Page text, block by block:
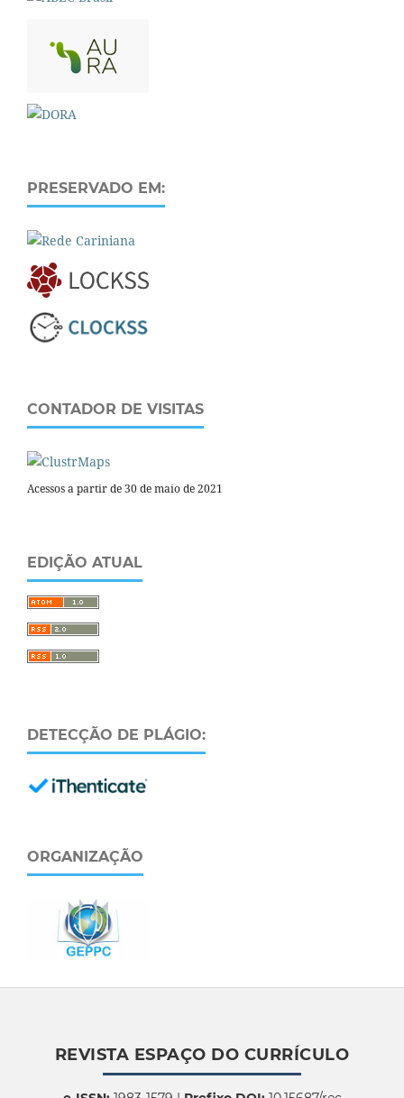
PRESERVADO EM:
CONTADOR DE VISITAS
Acessos a partir de 30 de maio de 2021
EDIÇÃO ATUAL
DETECÇÃO DE PLÁGIO:
ORGANIZAÇÃO
REVISTA ESPAÇO DO CURRÍCULO